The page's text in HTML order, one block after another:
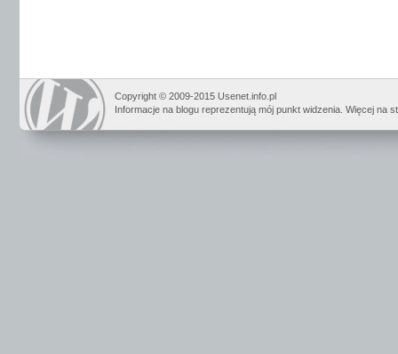
Copyright © 2009-2015 Usenet.info.pl
Informacje na blogu reprezentują mój punkt widzenia. Więcej na